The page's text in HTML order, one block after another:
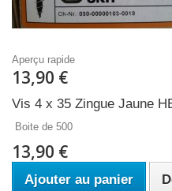
Aperçu rapide
13,90 €
Vis 4 x 35 Zingue Jaune
Boite de 500
13,90 €
Ajouter au panier